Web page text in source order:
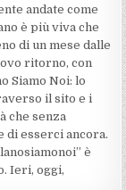
andate come
è più viva che
di un mese dalle
ritorno, con
Siamo Noi: lo
il sito e i
che senza
di esserci ancora.
è
Ieri, oggi,